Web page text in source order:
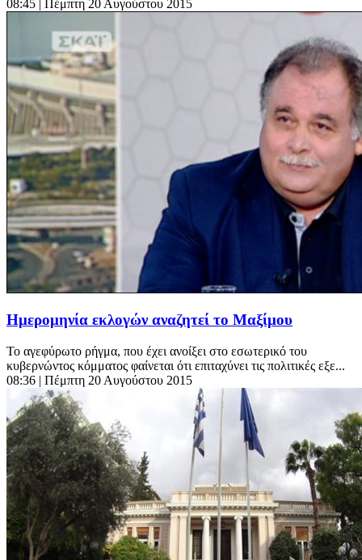
08:45 | Πέμπτη 20 Αυγούστου 2015
Ημερομηνία εκλογών αναζητεί το Μαξίμου
Το αγεφύρωτο ρήγμα, που έχει ανοίξει στο εσωτερικό του
κυβερνώντος κόμματος φαίνεται ότι επιταχύνει τις πολιτικές εξε...
08:36 | Πέμπτη 20 Αυγούστου 2015